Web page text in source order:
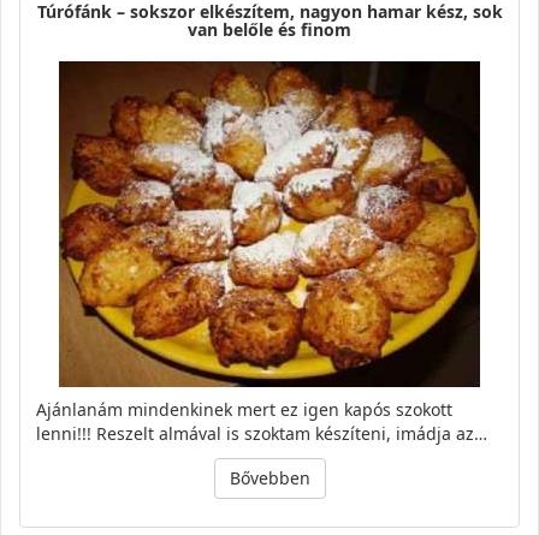
Túrófánk – sokszor elkészítem, nagyon hamar kész, sok
van belőle és finom
Ajánlanám mindenkinek mert ez igen kapós szokott
lenni!!! Reszelt almával is szoktam készíteni, imádja az…
Bővebben